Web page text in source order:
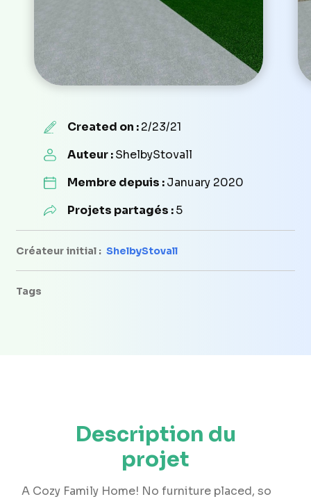
Created on :2/23/21
Auteur :ShelbyStovall
Membre depuis :January 2020
Projets partagés :5
Créateur initial : ShelbyStovall
Tags
Description du
projet
A Cozy Family Home! No furniture placed, so